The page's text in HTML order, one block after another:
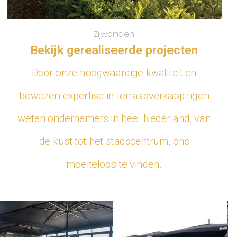
Zijwanden
Bekijk gerealiseerde projecten
Door onze hoogwaardige kwaliteit en
bewezen expertise in terrasoverkappingen
weten ondernemers in heel Nederland, van
de kust tot het stadscentrum, ons
moeiteloos te vinden.